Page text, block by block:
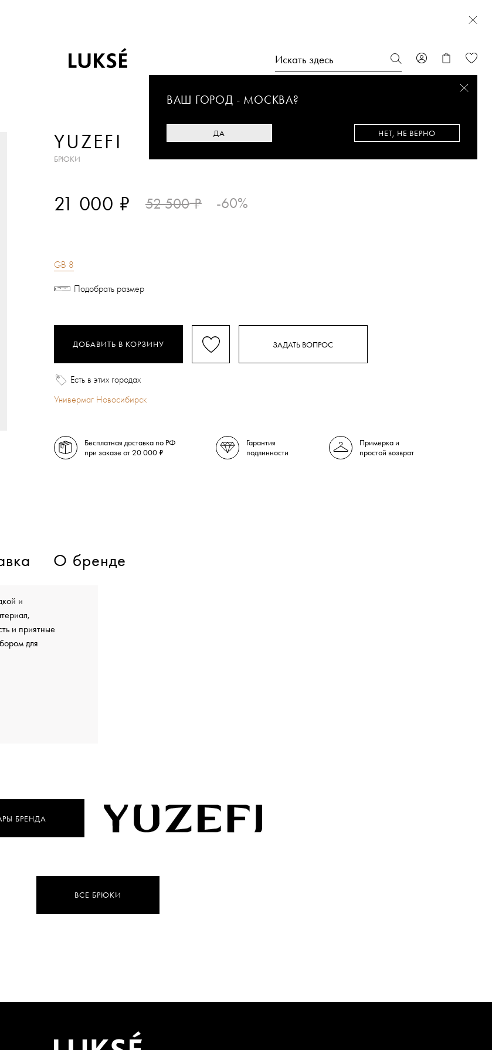
ВАШ ГОРОД - МОСКВА?
ДА НЕТ, НЕ ВЕРНО
YUZEFI
БРЮКИ
21 000 ₽ 52 500₽ -60%
GB 8
Подобрать размер
ДОБАВИТЬ В КОРЗИНУ ЗАДАТЬ ВОПРОС
Есть в этих городах
Универмаг Новосибирск
Бесплатная доставка по РФ
при заказе от 20 000 ₽
Гарантия
подлинности
Примерка и
простой возврат
О бренде
и
и приятные
для
БРЕНДА
ВСЕ БРЮКИ